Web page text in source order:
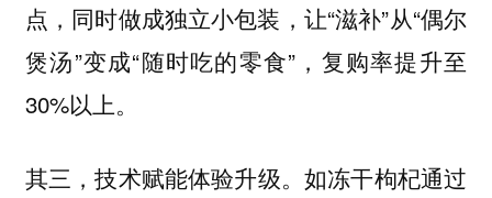
点，同时做成独立小包装，让“滋补”从“偶尔
煲汤”变成“随时吃的零食”，复购率提升至
30%以上。
其三，技术赋能体验升级。如冻干枸杞通过